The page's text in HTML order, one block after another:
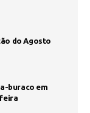
do Agosto
buraco em